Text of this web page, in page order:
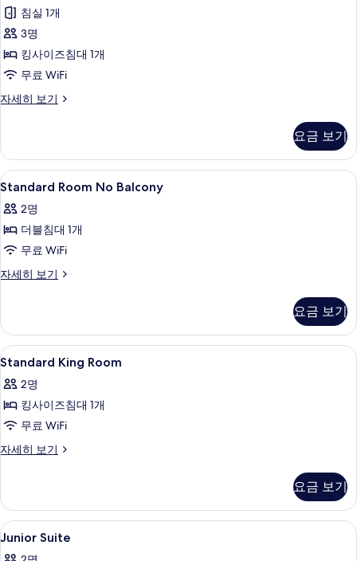
세
히
보
기
침
실
1
개
(Royal
사
진
모
두
보
침실 1개
3명
킹사이즈침대 1개
무료 WiFi
자세히 보기
스
실
개
Palace
View)
세
히
보
요금 보기
Standard
Room
No
Balcony
사
진
보
기
객실 내 금고, 책상, 노트북 작업 공간,
7
Standard Room No Balcony
2명
더블침대 1개
무료 WiFi
자세히 보기
Standard
자
세
히
기
요금 보기
Standard
King
Room
사
진
모
기
객실 내 금고, 책상, 노트북 작업 공간,
6
Standard King Room
2명
킹사이즈침대 1개
무료 WiFi
자세히 보기
Standard
세
히
보
요금 보기
Junior
Suite
객실 내 금고, 책상, 노트북 작업 공간,
7
Junior Suite